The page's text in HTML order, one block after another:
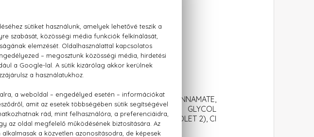
Eau De Toilette
LINALOOL, ETHYLHEXYL METHOXYCINNAMATE,
BUTYLENE GLYCOL
2-OCTYNOATE, EUGENOL, CI 60730 (EXT. VIOLET 2), CI